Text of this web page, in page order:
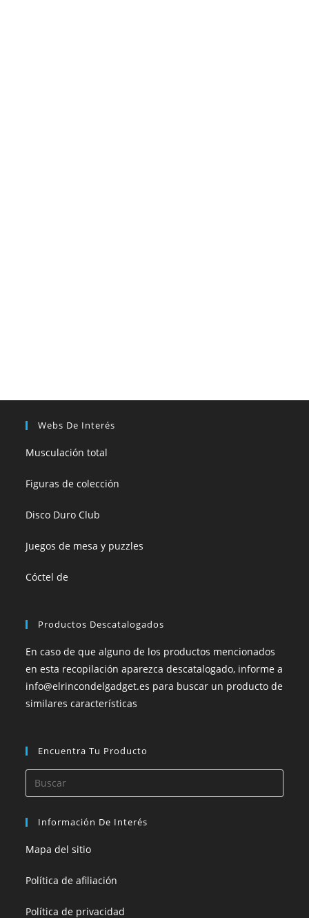
Webs De Interés
Musculación total
Figuras de colección
Disco Duro Club
Juegos de mesa y puzzles
Cóctel de
Productos Descatalogados
En caso de que alguno de los productos mencionados
en esta recopilación aparezca descatalogado, informe a
info@elrincondelgadget.es para buscar un producto de
similares características
Encuentra Tu Producto
Información De Interés
Mapa del sitio
Política de afiliación
Política de privacidad